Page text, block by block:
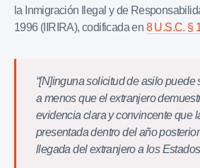
la Inmigración Ilegal y de
1996 (IIRIRA), codificada en 8 U.S.C. §
“[N]inguna solicitud de asilo
a menos que el extranjero
evidencia clara y convincente que
presentada dentro del año
llegada del extranjero a los